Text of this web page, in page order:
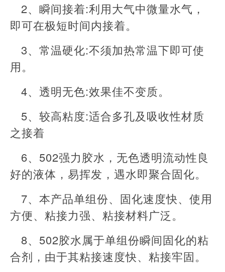
2、瞬间接着:利用大气中微量水气，
即可在极短时间内接着。
3、常温硬化:不须加热常温下即可使
用。
4、透明无色:效果佳不变质。
5、较高粘度:适合多孔及吸收性材质
之接着
6、502强力胶水，无色透明流动性良
好的液体，易挥发，遇水即聚合固化。
7、本产品单组份、固化速度快、使用
方便、粘接力强、粘接材料广泛。
8、502胶水属于单组份瞬间固化的粘
合剂，由于其粘接速度快、粘接牢固。